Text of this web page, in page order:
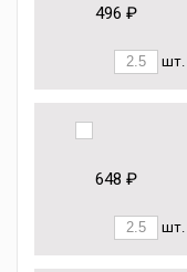
496 ₽
шт.
648 ₽
шт.